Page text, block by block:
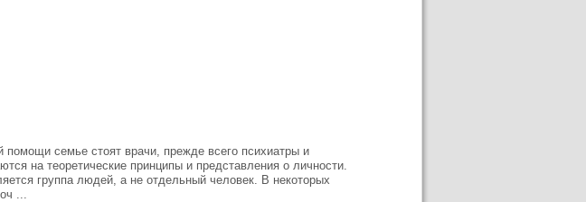
помощи семье стоят врачи, прежде всего психиатры и
на теоретические принципы и представления о личности.
группа людей, а не отдельный человек. В некоторых
...